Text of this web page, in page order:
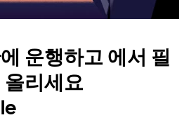
운행하고 에서 필
올리세요